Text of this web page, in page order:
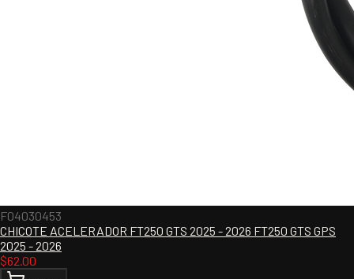
F04030453
CHICOTE ACELERADOR FT250 GTS 2025 - 2026 FT250 GTS GPS
2025 - 2026
$62.00